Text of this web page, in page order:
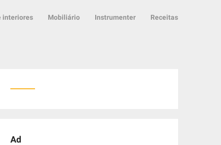
interiores Mobiliário Instrumenter Receitas
Ad